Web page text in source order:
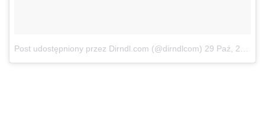
Post udostępniony przez Dirndl.com (@dirndlcom) 29 Paź, 2017 o 9:22 PDT